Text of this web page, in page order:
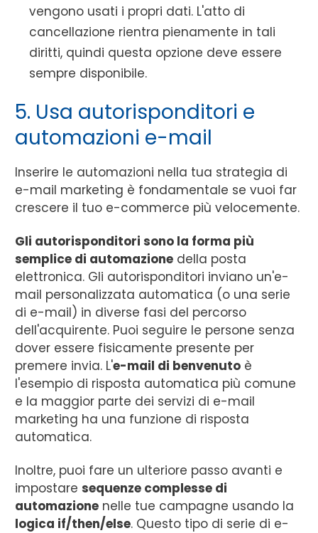
vengono usati i propri dati. L'atto di
cancellazione rientra pienamente in tali
diritti, quindi questa opzione deve essere
sempre disponibile.
5. Usa autorisponditori e
automazioni e-mail
Inserire le automazioni nella tua strategia di
e-mail marketing è fondamentale se vuoi far
crescere il tuo e-commerce più velocemente.
Gli autorisponditori sono la forma più
semplice di automazione della posta
elettronica. Gli autorisponditori inviano un'e-
mail personalizzata automatica (o una serie
di e-mail) in diverse fasi del percorso
dell'acquirente. Puoi seguire le persone senza
dover essere fisicamente presente per
premere invia. L'e-mail di benvenuto è
l'esempio di risposta automatica più comune
e la maggior parte dei servizi di e-mail
marketing ha una funzione di risposta
automatica.
Inoltre, puoi fare un ulteriore passo avanti e
impostare sequenze complesse di
automazione nelle tue campagne usando la
logica if/then/else. Questo tipo di serie di e-